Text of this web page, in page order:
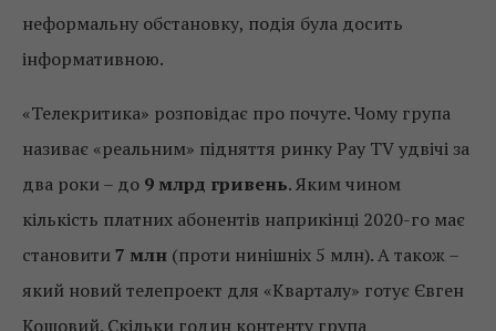
неформальну обстановку, подія була досить
інформативною.
«Телекритика» розповідає про почуте. Чому група
називає «реальним» підняття ринку Pay TV удвічі за
два роки – до 9 млрд гривень. Яким чином
кількість платних абонентів наприкінці 2020-го має
становити7 млн ​​(проти нинішніх 5 млн). А також –
який новий телепроект для «Кварталу» готує Євген
Кошовий. Скільки годин контенту група